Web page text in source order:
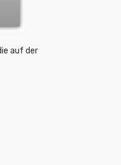
auf der